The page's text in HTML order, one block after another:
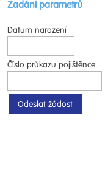
Zadání parametrů
Datum narození
Číslo průkazu pojištěnce